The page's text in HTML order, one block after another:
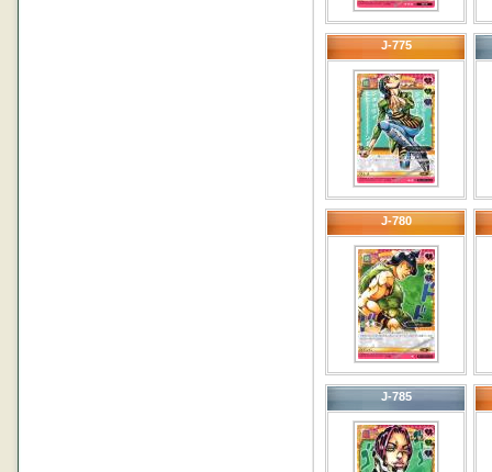
J-775
J-780
J-785